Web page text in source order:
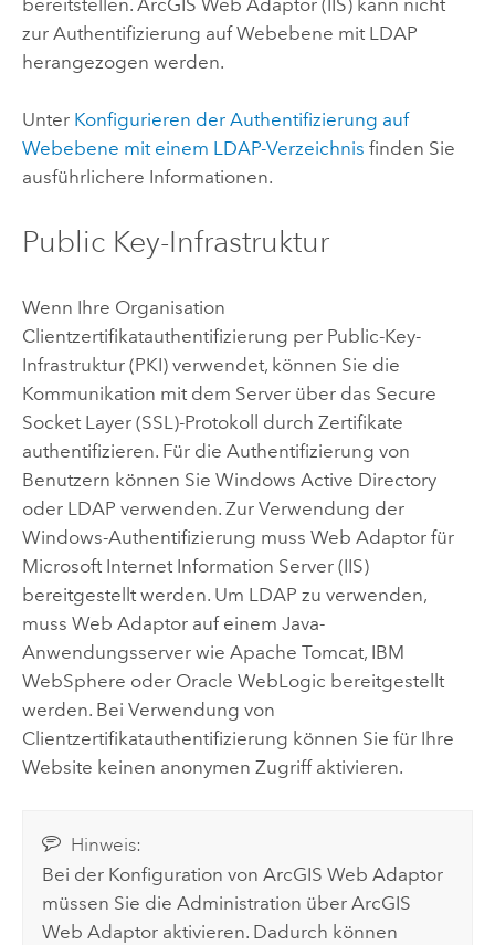
zur Authentifizierung auf Webebene mit LDAP
herangezogen werden.
Unter Konfigurieren der Authentifizierung auf
Webebene mit einem LDAP-Verzeichnis finden Sie
ausführlichere Informationen.
Public Key-Infrastruktur
Wenn Ihre Organisation
Clientzertifikatauthentifizierung per Public-Key-
Infrastruktur (PKI) verwendet, können Sie die
Kommunikation mit dem Server über das Secure
Socket Layer (SSL)-Protokoll durch Zertifikate
authentifizieren. Für die Authentifizierung von
Benutzern können Sie Windows Active Directory
oder LDAP verwenden. Zur Verwendung der
Windows-Authentifizierung muss Web Adaptor für
Microsoft Internet Information Server (IIS)
bereitgestellt werden. Um LDAP zu verwenden,
muss Web Adaptor auf einem Java-
Anwendungsserver wie Apache Tomcat, IBM
WebSphere oder Oracle WebLogic bereitgestellt
werden. Bei Verwendung von
Clientzertifikatauthentifizierung können Sie für Ihre
Website keinen anonymen Zugriff aktivieren.
Hinweis:
Bei der Konfiguration vonArcGIS Web Adaptor
müssen Sie die Administration überArcGIS
Web Adaptor aktivieren. Dadurch können